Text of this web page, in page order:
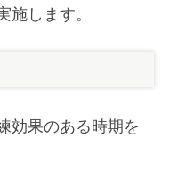
します。
効果のある時期を